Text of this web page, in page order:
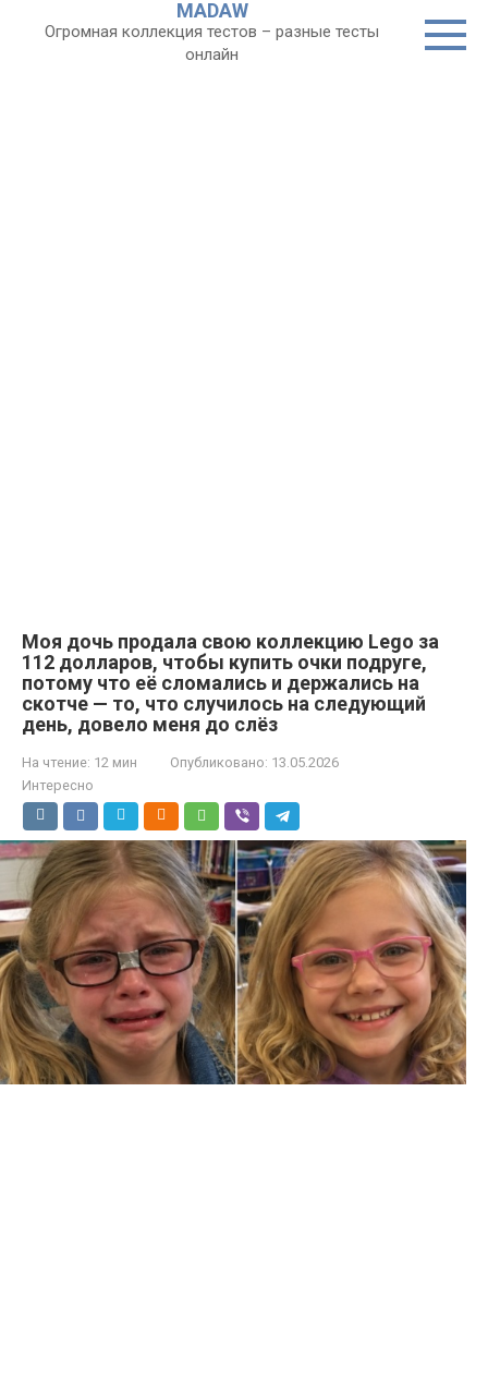
MADAW
Огромная коллекция тестов – разные тесты
онлайн
Моя дочь продала свою коллекцию Lego за
112 долларов, чтобы купить очки подруге,
потому что её сломались и держались на
скотче — то, что случилось на следующий
день, довело меня до слёз
На чтение: 12 мин Опубликовано: 13.05.2026
Интересно